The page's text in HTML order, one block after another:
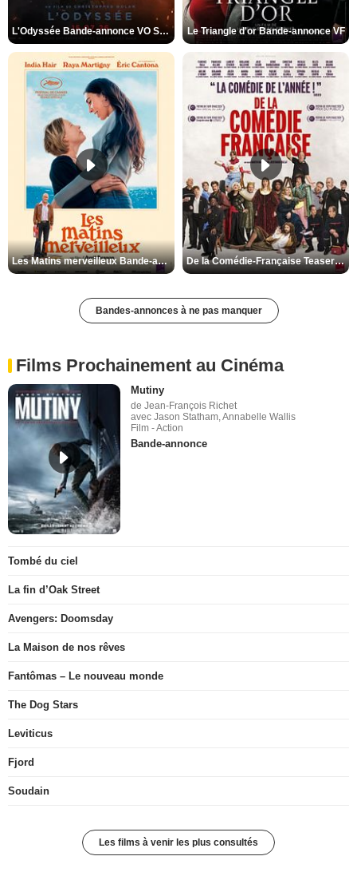
L'Odyssée Bande-annonce VO STFR Le Triangle d'or Bande-annonce VF
Les Matins merveilleux Bande-annonce VF De la Comédie-Française Teaser VF
Bandes-annonces à ne pas manquer
Films Prochainement au Cinéma
Mutiny
de Jean-François Richet
avec Jason Statham, Annabelle Wallis
Film - Action
Bande-annonce
Tombé du ciel
La fin d’Oak Street
Avengers: Doomsday
La Maison de nos rêves
Fantômas – Le nouveau monde
The Dog Stars
Leviticus
Fjord
Soudain
Les films à venir les plus consultés